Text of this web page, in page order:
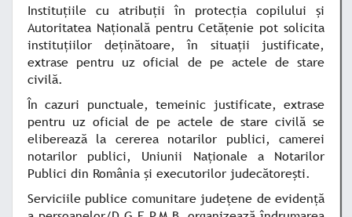
Instituţiile cu atribuţii în protecţia copilului şi
Autoritatea Naţională pentru Cetăţenie pot solicita
instituţiilor deţinătoare, în situaţii justificate,
extrase pentru uz oficial de pe actele de stare
civilă.
În cazuri punctuale, temeinic justificate, extrase
pentru uz oficial de pe actele de stare civilă se
eliberează la cererea notarilor publici, camerei
notarilor publici, Uniunii Naţionale a Notarilor
Publici din România şi executorilor judecătoreşti.
Serviciile publice comunitare judeţene de evidenţă